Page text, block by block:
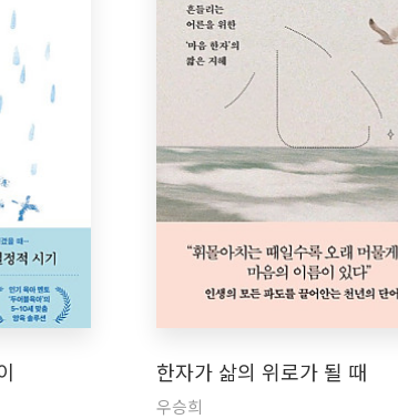
한자가 삶의 위로가 될 때
우승희